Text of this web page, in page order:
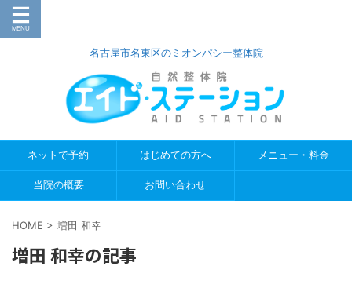
名古屋市名東区のミオンパシー整体院
ネットで予約 はじめての方へ メニュー・料金
当院の概要 お問い合わせ
HOME > 増田 和幸
増田 和幸の記事